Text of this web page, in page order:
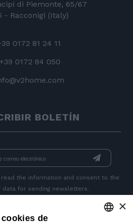
di Piemonte, 65/67
- Racconigi (Italy)
0172 81 24 11
0172 84 050
BOLETÍN
the information and consent to the
data for sending newsletters.
×
de